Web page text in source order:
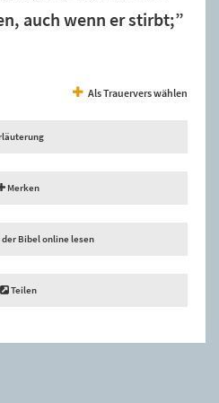
auch wenn er stirbt;”
Als Trauervers wählen
Merken
der Bibel online lesen
Teilen